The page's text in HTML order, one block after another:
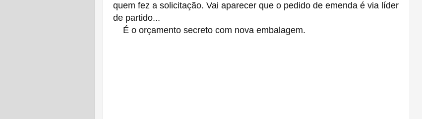
quem fez a solicitação. Vai aparecer que o pedido de emenda é via líder
de partido...
É o orçamento secreto com nova embalagem.